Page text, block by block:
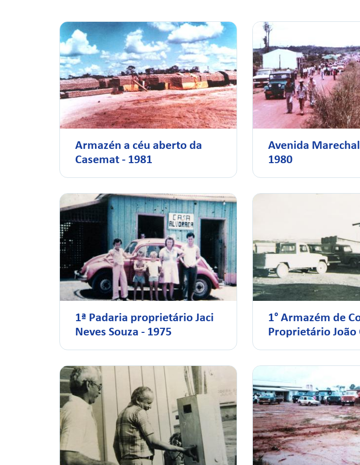
Armazén a céu aberto da
Casemat - 1981
Avenida
1980
1ª Padaria proprietário Jaci
Neves Souza - 1975
1° Armazém de
Proprietário João